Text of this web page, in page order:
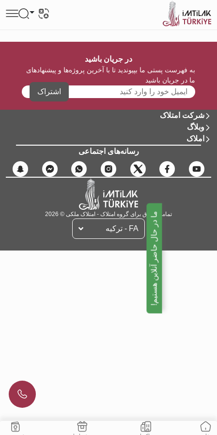
در جریان باشید
به فهرست پستی ما بپیوندید تا با آخرین پروژه‌ها و پیشنهادهای
ما در جریان باشید
اشتراک
شرکت امتلاک
وبلاگ
املاک
رسانه‌های اجتماعی
تمامی حقوق برای گروه امتلاک - امتلاک ملکی © 2026
FA - تركيه ما در حال حاضر آنلاین هستیم!